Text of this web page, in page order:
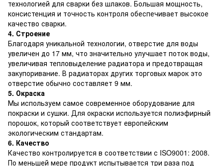
технологией для сварки без шлаков. Большая мощность,
консистенция и точность контроля обеспечивает высокое
качество сварки.
4. Строение
Благодаря уникальной технологии, отверстие для воды
увеличен до 17 мм, что значительно улучшает поток воды,
увеличивая тепловыделение радиатора и предотвращая
закупоривание. В радиаторах других торговых марок это
отверстие обычно составляет 9 мм.
5. Окраска
Мы используем самое современное оборудование для
покраски и сушки. Для окраски используется полиэфирный
порошок, который соответствует европейским
экологическим стандартам.
6. Качество
Качество контролируется в соответствии с ISO9001: 2008.
По меньшей мере продукт испытывается три раза под